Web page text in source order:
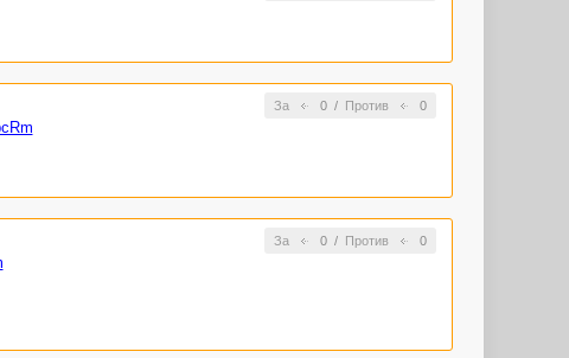
За 0/ Против 0
За 0/ Против 0